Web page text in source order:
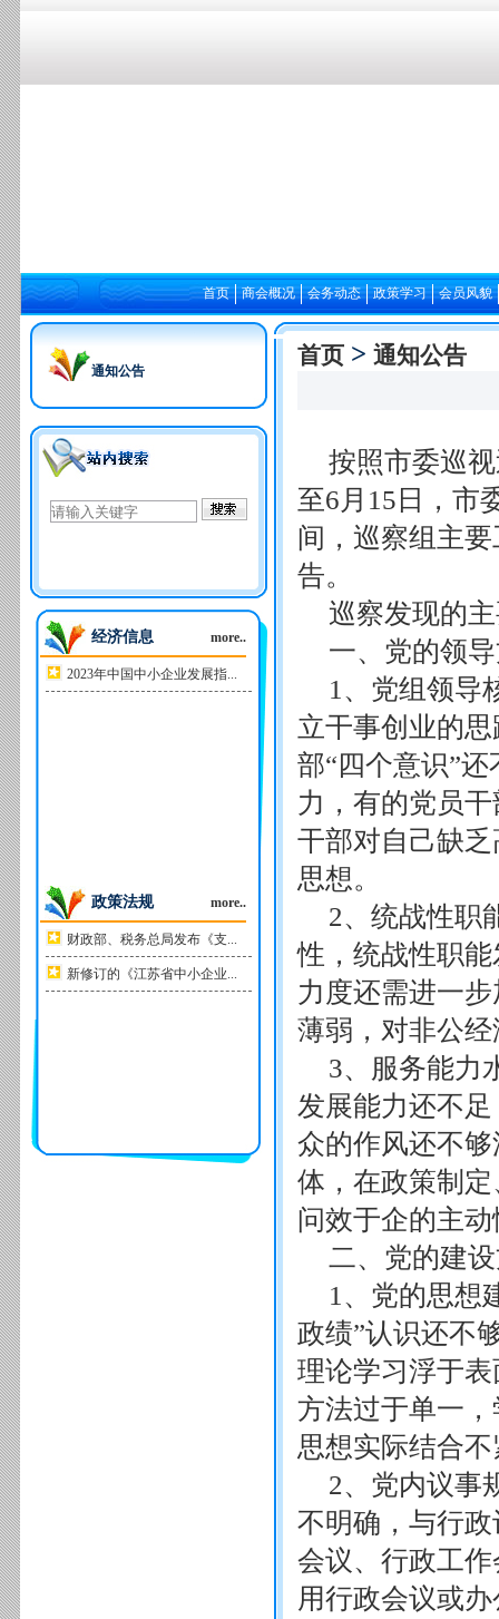
首页 商会概况 会务动态 政策学习 会员风貌
通知公告
经济信息 more..
2023年中国中小企业发展指...
政策法规 more..
财政部、税务总局发布《支...
新修订的《江苏省中小企业...
首页 > 通知公告
按照市委巡
至6月15日，市
间，巡察组主
告。
巡察发现的
一、党的领
1、党组领导
立干事创业的
部“四个意识”
力，有的党员
干部对自己缺
思想。
2、统战性职
性，统战性职
力度还需进一
薄弱，对非公
3、服务能力
发展能力还不
众的作风还不
体，在政策制
问效于企的主
二、党的建
1、党的思想
政绩”认识还不
理论学习浮于
方法过于单一
思想实际结合
2、党内议事
不明确，与行
会议、行政工
用行政会议或